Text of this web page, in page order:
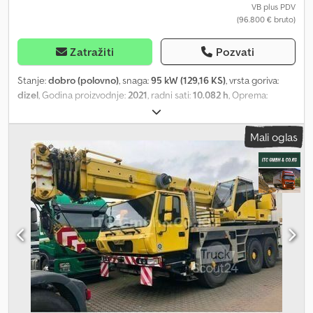
VB plus PDV
(96.800 € bruto)
Zatražiti Pozvati
Stanje:dobro (polovno), snaga:95 kW (129,16 KS), vrsta goriva:
dizel, Godina proizvodnje:2021, radni sati:10.082 h, Oprema:
, = Dodatne opcije i pribor = - 3. ventil - 4. ventil - Zatvorena
kabina - Centralno podmazivanje = Napomene = Terex TWH 220
S5. Godina proizvodnje: 2021. Radni sati: 10.082. Masa: 17.700 kg.
Maksimalna masa: 21.000 kg. CE mašina. 95 kW. Hidraulična kabina
za podizanje. 4 oslonca. Centralni sistem podmazivanja. 3. i 4.
hidraulična funkcija. Kamera. Klimatizacija. Kompaktna ruka: 5200
mm. Ruka: 4000 mm. Gume: 10.00-20, 70%. Grabilica sa 5 zuba koja
se rotira. ID broj: 285. Opšti uslovi poslovanja kompanije Heinhuis
važe za sve oglase, ponude i predračune kompanije Heinhuis, sve
ugovore zaključene od strane kompanije Heinhuis i pregovore
koji prethode istima. Svakim oblikom odgovora, prihvatate
primenjivost Opštih uslova poslovanja kompanije Heinhuis i
izjavljujete da ste upoznati sa ovim Opštim uslovima poslovanja.
Naše cene su izvozne neto cene. = Dodatne informacije = Opšte
Mali oglas